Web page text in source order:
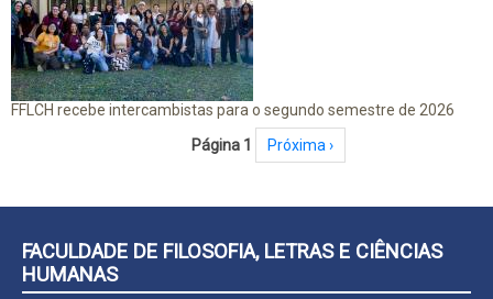
FFLCH recebe intercambistas para o segundo semestre de 2026
Página 1 Próxima página
Próxima ›
FACULDADE DE FILOSOFIA, LETRAS E CIÊNCIAS
HUMANAS